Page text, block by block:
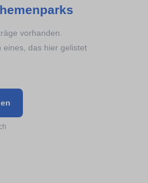
vorhanden.
eines, das hier gelistet